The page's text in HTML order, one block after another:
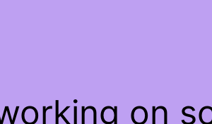
on